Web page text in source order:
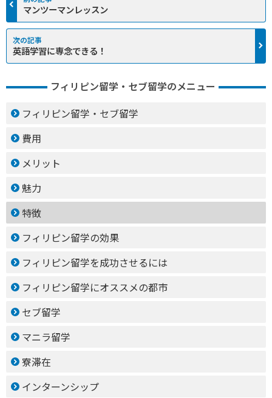
マンツーマンレッスン
英語学習に専念できる！
フィリピン留学・セブ留学のメニュー
フィリピン留学・セブ留学
費用
メリット
魅力
特徴
フィリピン留学の効果
フィリピン留学を成功させるには
フィリピン留学にオススメの都市
セブ留学
マニラ留学
寮滞在
インターンシップ